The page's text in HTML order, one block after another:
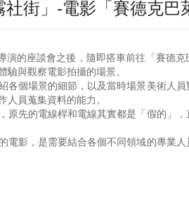
街」-電影「賽德克巴
演的座談會之後，隨即搭車前往「賽德克
與觀察電影拍攝的場景。
各個場景的細節，以及當時場景美術人員
人員蒐集資料的能力。
原先的電線桿和電線其實都是「假的」，
電影，是需要結合各個不同領域的專業